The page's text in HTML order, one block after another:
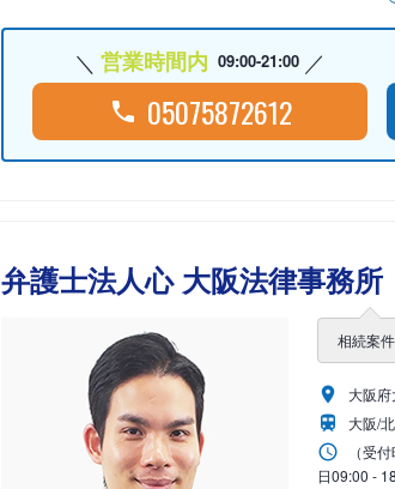
営業時間内 09:00-21:00
05075872612
弁護士法人心 大阪法律事務所
相続案
大阪
大阪/
（受
日09:00 -